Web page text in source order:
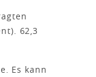
62,3
Es kann